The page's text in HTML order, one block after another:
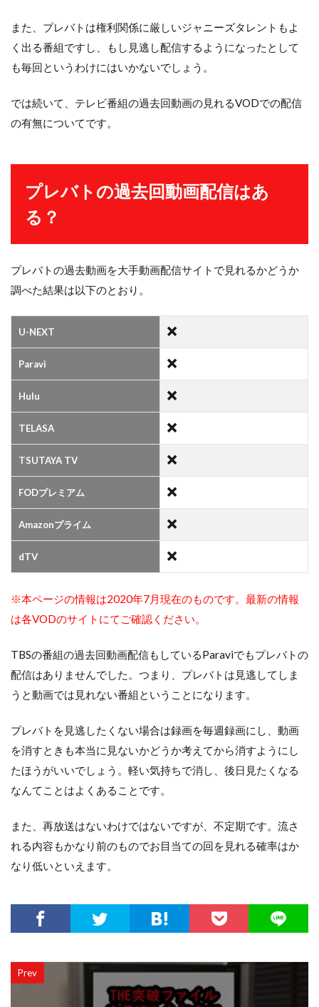
また、プレバトは権利関係に厳しいジャニーズタレントもよ
く出る番組ですし、もし見逃し配信するようになったとして
も毎回というわけにはいかないでしょう。
では続いて、テレビ番組の過去回動画の見れるVODでの配信
の有無についてです。
プレバトの過去回動画配信はあ
る？
プレバトの過去動画を大手動画配信サイトで見れるかどうか
調べた結果は以下のとおり。
U-NEXT
Paravi
Hulu
TELASA
TSUTAYA TV
FODプレミアム
Amazonプライム
dTV
※本ページの情報は2020年7月現在のものです。最新の情報
は各VODのサイトにてご確認ください。
TBSの番組の過去回動画配信もしているParaviでもプレバトの
配信はありませんでした。つまり、プレバトは見逃してしま
うと動画では見れない番組ということになります。
プレバトを見逃したくない場合は録画を毎週録画にし、動画
を消すときも本当に見ないかどうか考えてから消すようにし
たほうがいいでしょう。軽い気持ちで消し、後日見たくなる
なんてことはよくあることです。
また、再放送はないわけではないですが、不定期です。流さ
れる内容もかなり前のものでお目当ての回を見れる確率はか
なり低いといえます。
Prev